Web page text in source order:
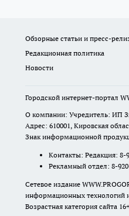
Обзорные статьи и пресс-
Редакционная политика
Новости
Городской интернет-портал
О компании: Учредитель: ИП
Адрес: 610001, Кировская
Знак информационной
Контакты: Редакция: 8-
Рекламный отдел: 8-
Сетевое издание
информационных технологий
Возрастная категория сайта